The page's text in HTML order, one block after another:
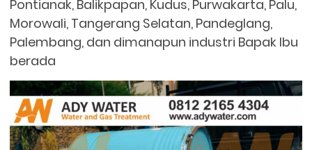
Pontianak, Balikpapan, Kudus, Purwakarta, Palu,
Morowali, Tangerang Selatan, Pandeglang,
Palembang, dan dimanapun industri Bapak Ibu
berada